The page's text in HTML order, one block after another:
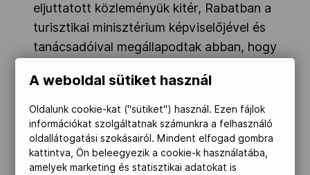
eljuttatott közleményük kitér, Rabatban a
turisztikai minisztérium képviselőjével és
tanácsadóival megállapodtak abban, hogy
egyeztetéseken dolgozza ki az ország
részvételének részleteit. A
projektigazgatók egyúttal átadták a
Marokkó hivatalos meghívását tartalmazó
okiratot.
A weboldal sütiket használ
Oldalunk cookie-kat ("sütiket") használ. Ezen fájlok
információkat szolgáltatnak számunkra a felhasználó
oldallátogatási szokásairól. Mindent elfogad gombra
kattintva, Ön beleegyezik a cookie-k használatába,
amelyek marketing és statisztikai adatokat is